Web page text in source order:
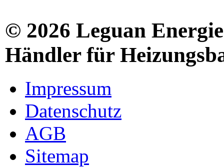
© 2026 Leguan
Händler für
Impressum
Datenschutz
AGB
Sitemap